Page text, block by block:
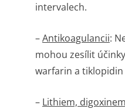
intervalech.
–Antikoagulancii:
mohou zesílit
warfarin a tiklopidin
– Lithiem,